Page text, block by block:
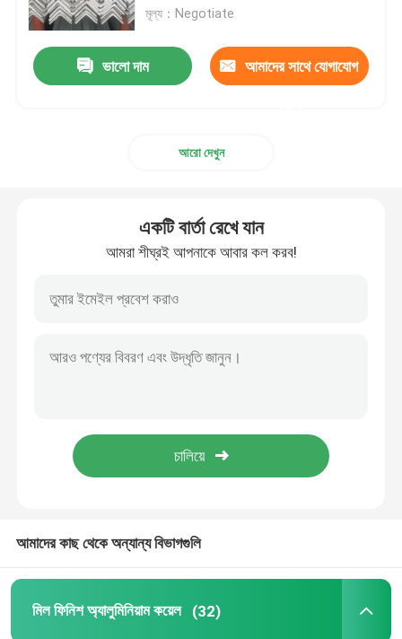
অ্যালুমিনিয়াম খাদ শীট
অ্যালুমিনিয়াম ফয়েল রোল
মূল্য：Negotiate
ভালো দাম আমাদের সাথে যোগাযোগ
আরো দেখুন
একটি বার্তা রেখে যান
আমরা শীঘ্রই আপনাকে আবার কল করব!
আমাদের কাছ থেকে অন্যান্য বিভাগগুলি
মিল ফিনিশ অ্যালুমিনিয়াম কয়েল (32)